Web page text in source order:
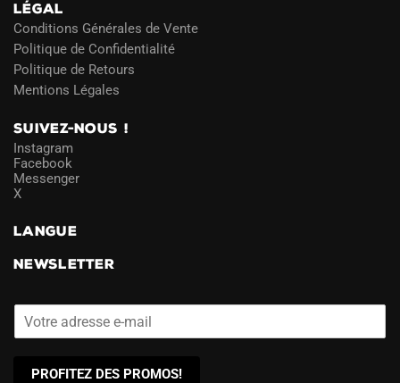
LÉGAL
Conditions Générales de Vente
Politique de Confidentialité
Politique de Retours
Mentions Légales
SUIVEZ-NOUS !
Instagram
Facebook
Messenger
X
LANGUE
NEWSLETTER
PROFITEZ DES PROMOS!